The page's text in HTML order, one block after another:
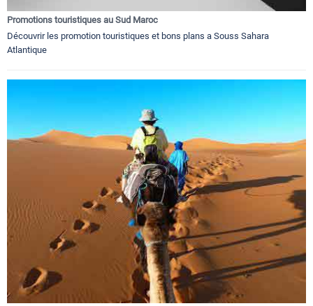
Promotions touristiques au Sud Maroc
Découvrir les promotion touristiques et bons plans a Souss Sahara
Atlantique